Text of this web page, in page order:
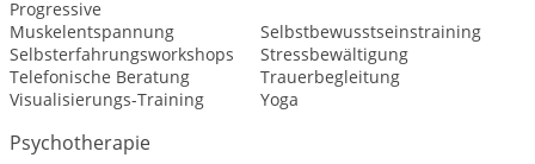
Progressive
Muskelentspannung
Selbstbewusstseinstraining
Selbsterfahrungsworkshops
Stressbewältigung
Telefonische Beratung
Trauerbegleitung
Visualisierungs-Training
Yoga
Psychotherapie